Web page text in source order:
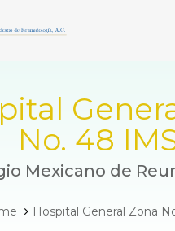
No. 48
Mexicano de
Hospital General Zona